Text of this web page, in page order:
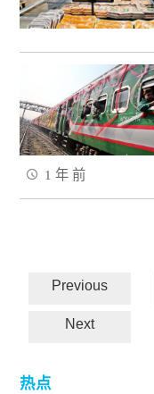
1 年 前
Previous
Next
热点